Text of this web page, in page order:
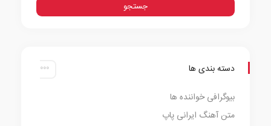
دسته بندی ها
بیوگرافی خواننده ها
متن آهنگ ایرانی پاپ